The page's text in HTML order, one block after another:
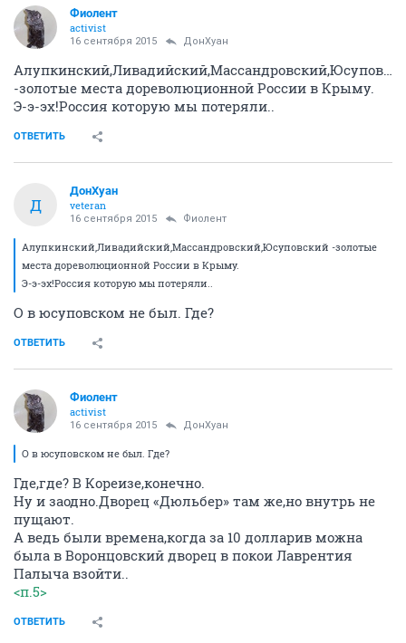
Фиолент
activist
16 сентября 2015 ДонХуан
-золотые места дореволюционной России в Крыму.
Э-э-эх!Россия которую мы потеряли..
ОТВЕТИТЬ
Д
ДонХуан
veteran
16 сентября 2015 Фиолент
Алупкинский,Ливадийский,Массандровский,Юсуповский -золотые
места дореволюционной России в Крыму.
Э-э-эх!Россия которую мы потеряли..
О в юсуповском не был. Где?
ОТВЕТИТЬ
Фиолент
activist
16 сентября 2015 ДонХуан
О в юсуповском не был. Где?
Где,где? В Кореизе,конечно.
Ну и заодно.Дворец «Дюльбер» там же,но внутрь не
пущают.
А ведь были времена,когда за 10 долларив можна
была в Воронцовский дворец в покои Лаврентия
Палыча взойти..
<п.5>
ОТВЕТИТЬ